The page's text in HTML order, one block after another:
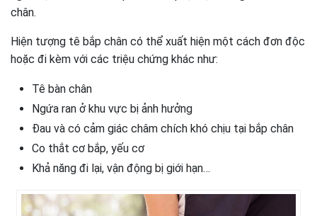
chân.
Hiện tượng tê bắp chân có thể xuất hiện một cách đơn độc
hoặc đi kèm với các triệu chứng khác như:
Tê bàn chân
Ngứa ran ở khu vực bị ảnh hưởng
Đau và có cảm giác châm chích khó chịu tại bắp chân
Co thắt cơ bắp, yếu cơ
Khả năng đi lại, vận động bị giới hạn…